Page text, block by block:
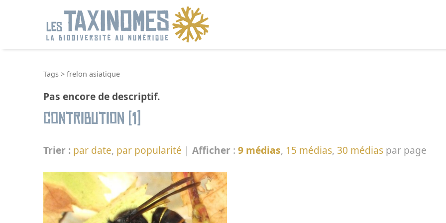
Tags > frelon asiatique
Pas encore de descriptif.
Contribution (1)
Trier : par date, par popularité | Afficher : 9 médias, 15 médias, 30 médias par page